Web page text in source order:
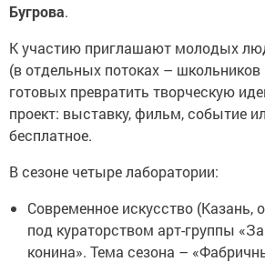
Бугрова.
К участию приглашают молодых
(в отдельных потоках – школьников
готовых превратить творческую
проект: выставку, фильм, событие
бесплатное.
В сезоне четыре лаборатории:
Современное искусство (Казань,
под кураторством арт-группы
конина». Тема сезона –